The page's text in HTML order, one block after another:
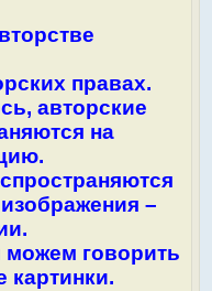
правах.
авторские
на
–
можем говорить
картинки.